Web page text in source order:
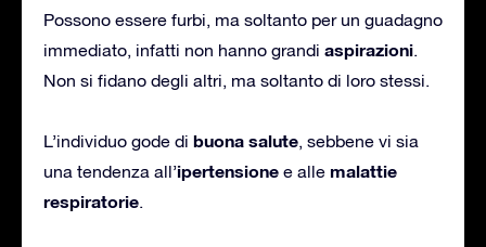
Possono essere furbi, ma soltanto per un guadagno
immediato, infatti non hanno grandi aspirazioni.
Non si fidano degli altri, ma soltanto di loro stessi.
L’individuo gode di buona salute, sebbene vi sia
una tendenza all’ipertensione e alle malattie
respiratorie.